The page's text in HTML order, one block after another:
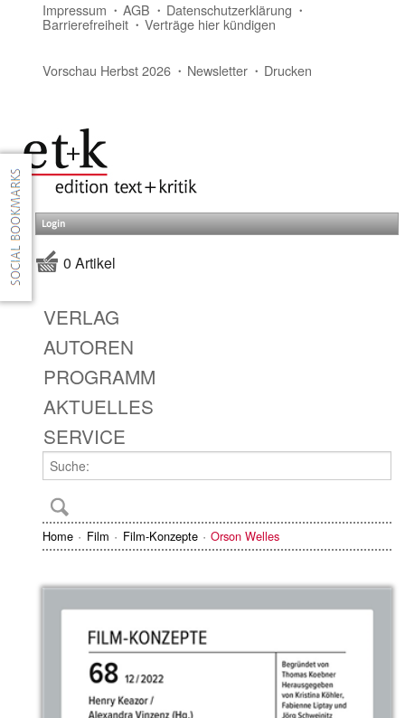
Impressum AGB Datenschutzerklärung
Barrierefreiheit Verträge hier kündigen
Vorschau Herbst 2026 Newsletter Drucken
Login
0 Artikel
VERLAG
AUTOREN
PROGRAMM
AKTUELLES
SERVICE
Home Film Film-Konzepte Orson Welles